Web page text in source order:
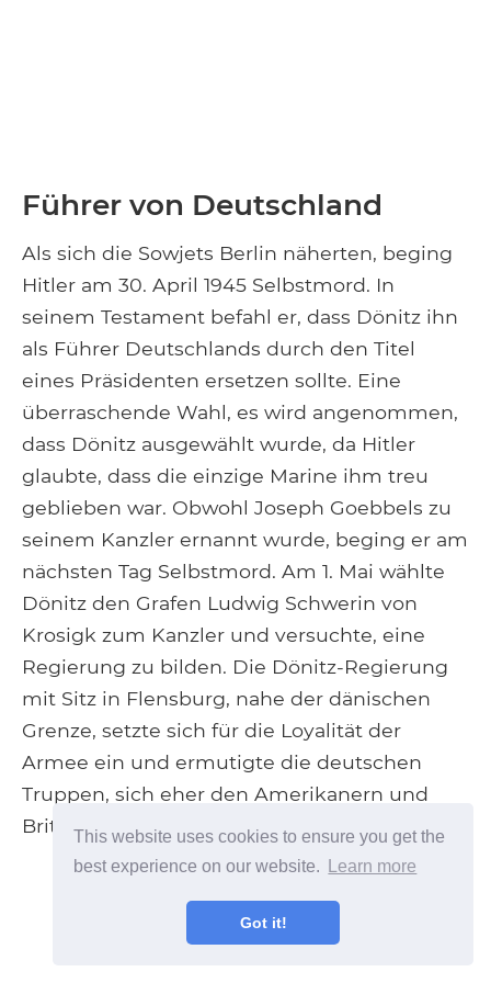
This website uses cookies to ensure you get the
best experience on our website.
Learn more
Got it!
Führer von Deutschland
Als sich die Sowjets Berlin näherten, beging
Hitler am 30. April 1945 Selbstmord. In
seinem Testament befahl er, dass Dönitz ihn
als Führer Deutschlands durch den Titel
eines Präsidenten ersetzen sollte. Eine
überraschende Wahl, es wird angenommen,
dass Dönitz ausgewählt wurde, da Hitler
glaubte, dass die einzige Marine ihm treu
geblieben war. Obwohl Joseph Goebbels zu
seinem Kanzler ernannt wurde, beging er am
nächsten Tag Selbstmord. Am 1. Mai wählte
Dönitz den Grafen Ludwig Schwerin von
Krosigk zum Kanzler und versuchte, eine
Regierung zu bilden. Die Dönitz-Regierung
mit Sitz in Flensburg, nahe der dänischen
Grenze, setzte sich für die Loyalität der
Armee ein und ermutigte die deutschen
Truppen, sich eher den Amerikanern und
Briten als den Sowjets zu ergeben.